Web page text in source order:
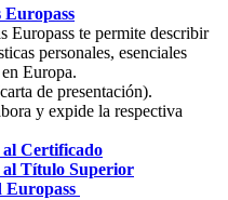
Europass
Europass te permite describir
personales, esenciales
Europa.
de presentación).
y expide la respectiva
al Certificado
al Título Superior
Europass